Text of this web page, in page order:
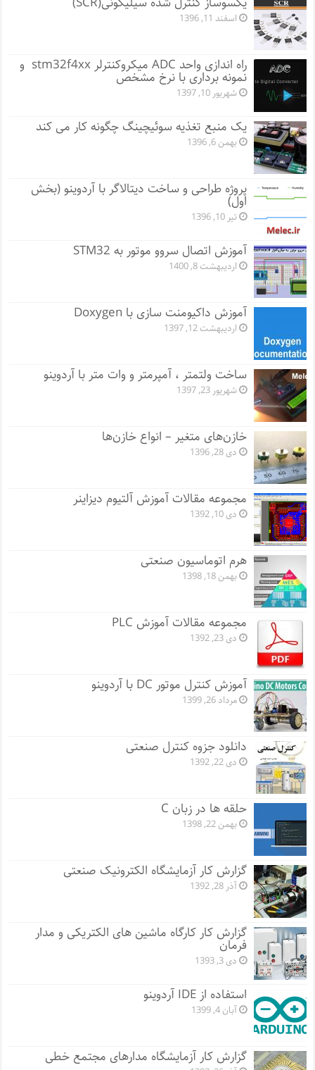
اسفند 11, 1396
راه اندازی واحد ADC میکروکنترلر stm32f4xx و
نمونه برداری با نرخ مشخص
شهریور 10, 1397
یک منبع تغذیه سوئیچینگ چگونه کار می کند
بهمن 6, 1396
پروژه طراحی و ساخت دیتالاگر با آردوینو (بخش
اول)
تیر 10, 1396
آموزش اتصال سروو موتور به STM32
اردیبهشت 8, 1400
آموزش داکیومنت سازی با Doxygen
اردیبهشت 12, 1397
ساخت ولتمتر ، آمپرمتر و وات متر با آردوینو
شهریور 23, 1397
خازن‌های متغیر – انواع خازن‌ها
دی 28, 1396
مجموعه مقالات آموزش آلتیوم دیزاینر
دی 10, 1392
هرم اتوماسیون صنعتی
بهمن 18, 1398
مجموعه مقالات آموزش PLC
دی 23, 1392
آموزش کنترل موتور DC با آردوینو
مرداد 26, 1399
دانلود جزوه کنترل صنعتی
دی 22, 1392
حلقه ها در زبان C
بهمن 22, 1398
گزارش کار آزمایشگاه الکترونیک صنعتی
آذر 28, 1392
گزارش کار کارگاه ماشین های الکتریکی و مدار
فرمان
دی 3, 1393
استفاده از IDE آردوینو
آبان 4, 1399
گزارش کار آزمایشگاه مدارهای مجتمع خطی